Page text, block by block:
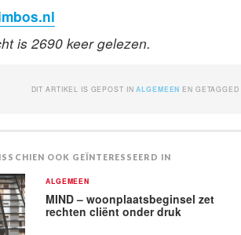
is 2690 keer gelezen.
DIT ARTIKEL IS GEPOST INALGEMEEN EN GETAGGED
OOK GEÏNTERESSEERD IN
ALGEMEEN
MIND – woonplaatsbeginsel zet
rechten cliënt onder druk